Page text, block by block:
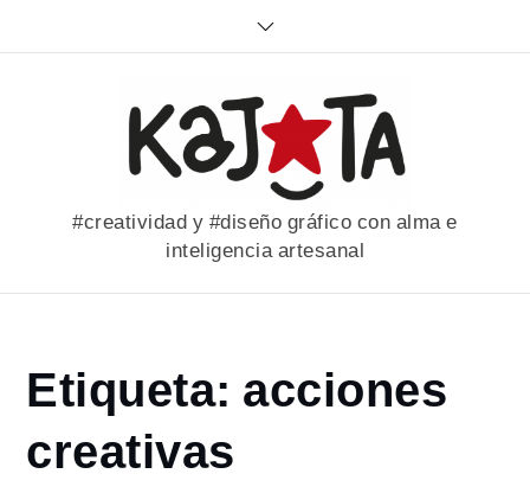
#creatividad y #diseño gráfico con alma e
inteligencia artesanal
Home
portfolio
creativas
Etiqueta: acciones
creativas